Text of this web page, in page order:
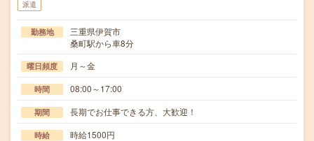
派遣
勤務地
三重県伊賀市
桑町駅から車8分
曜日頻度 月～金
時間 08:00～17:00
期間 長期でお仕事できる方、大歓迎！
時給 時給1500円